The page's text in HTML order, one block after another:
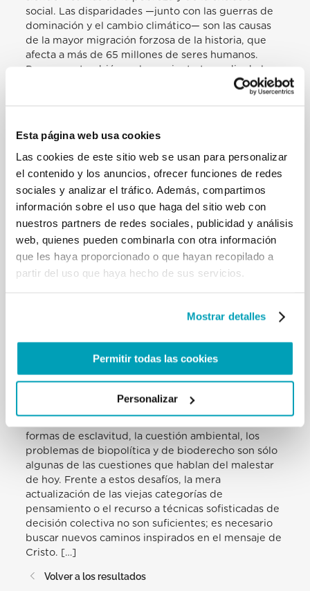
Esta página web usa cookies
Las cookies de este sitio web se usan para personalizar
el contenido y los anuncios, ofrecer funciones de redes
sociales y analizar el tráfico. Además, compartimos
información sobre el uso que haga del sitio web con
nuestros partners de redes sociales, publicidad y análisis
web, quienes pueden combinarla con otra información
que les haya proporcionado o que hayan recopilado a
partir del uso que haya hecho de sus servicios.
Mostrar detalles
Permitir todas las cookies
Personalizar
social. Las disparidades —junto con las guerras de
dominación y el cambio climático— son las causas
de la mayor migración forzosa de la historia, que
afecta a más de 65 millones de seres humanos.
Pensemos también en la creciente tragedia de las
nuevas esclavitudes en las formas de trabajo
forzado, de prostitución, de tráfico de órganos, que
se compre y se venda, como si fuera una mercancía.
Hace casi cien años, el Papa Pío XI preveía la
afirmación de estas desigualdades e inequidades
como resultado de una dictadura económica
mundial a la que llamó “imperialismo internacional
del dinero” (Enc. Quadragesimo Anno, 15 de mayo
de 1931, 109). Y fue Pablo VI quien denunció, casi
cincuenta años después, la “forma nueva y abusiva
de dominio económico en el ámbito social, cultural
e incluso político” (Carta. Ap. Octogesima
principios del siglo XXI se advierte cada vez más
sociedad moderna el motor decisivo del cambio.
Hoy, es un pasaje de época igualmente radical: de
la sociedad moderna a la posmoderna. El aumento
endémico de las desigualdades sociales, el tema de
formas de esclavitud, la cuestión ambiental, los
problemas de biopolítica y de bioderecho son sólo
algunas de las cuestiones que hablan del malestar
de hoy. Frente a estos desafíos, la mera
actualización de las viejas categorías de
pensamiento o el recurso a técnicas sofisticadas de
decisión colectiva no son suficientes; es necesario
buscar nuevos caminos inspirados en el mensaje de
Cristo. […]
Volver a los resultados